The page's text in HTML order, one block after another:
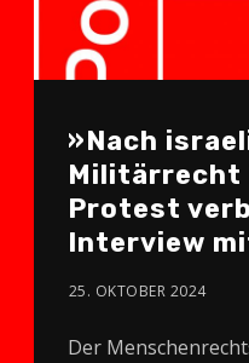
»Nach
Protest
Interview
25. OKTOBER 2024
Der